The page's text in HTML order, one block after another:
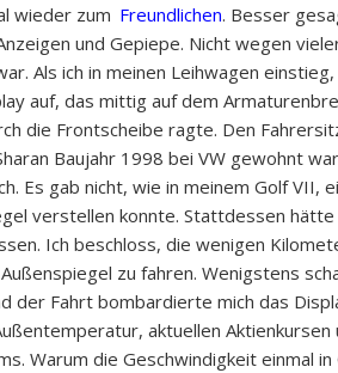
wieder zum Freundlichen. Besser
und Gepiepe. Nicht wegen
Als ich in meinen Leihwagen
auf, das mittig auf dem
die Frontscheibe ragte. Den
Baujahr 1998 bei VW gewohnt
Es gab nicht, wie in meinem Golf VII,
verstellen konnte. Stattdessen hätte
Ich beschloss, die wenigen
zu fahren. Wenigstens
der Fahrt bombardierte mich das
aktuellen Aktienkursen
Warum die Geschwindigkeit einmal in